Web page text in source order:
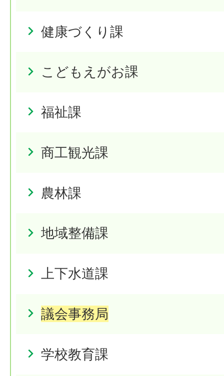
健康づくり課
こどもえがお課
福祉課
商工観光課
農林課
地域整備課
上下水道課
議会事務局
学校教育課